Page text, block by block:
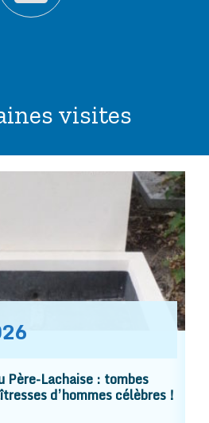
visites
Père-Lachaise : tombes
d’hommes célèbres !